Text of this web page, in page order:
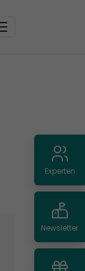
Experten
Newsletter